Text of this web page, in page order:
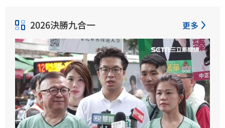
2026決勝九合一 更多